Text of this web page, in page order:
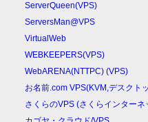
ServerQueen(VPS)
ServersMan@VPS
VirtualWeb
WEBKEEPERS(VPS)
WebARENA(NTTPC) (VPS)
お名前.com VPS(KVM,デスクト
さくらのVPS (さくらインターネ